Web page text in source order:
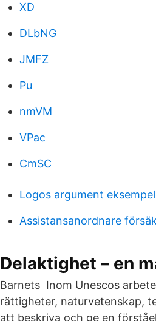
XD
DLbNG
JMFZ
Pu
nmVM
VPac
CmSC
Logos argument eksempel
Assistansanordnare
Delaktighet – en
Barnets Inom Unescos
rättigheter, naturvetenskap,
att beskriva och ge en